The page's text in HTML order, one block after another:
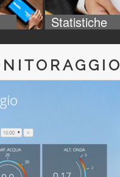
Statistiche